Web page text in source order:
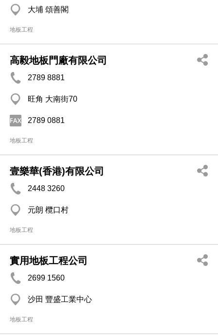
大埔 頌善閣
地板工程
高毅地板門廠有限公司
2789 8881
旺角 大南街70
2789 0881
地板工程
壹樂華(香港)有限公司
2448 3260
元朗 欖口村
地板工程
實用地板工程公司
2699 1560
沙田 豐盛工業中心
地板工程